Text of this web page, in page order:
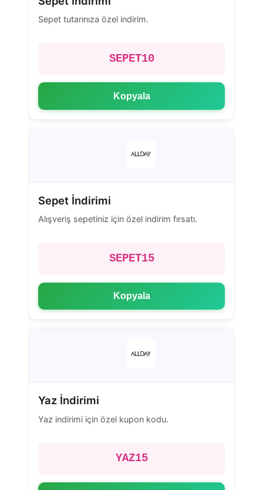
Sepet tutarınıza özel indirim.
SEPET10
Kopyala
Sepet İndirimi
Alışveriş sepetiniz için özel indirim fırsatı.
SEPET15
Kopyala
Yaz İndirimi
Yaz indirimi için özel kupon kodu.
YAZ15